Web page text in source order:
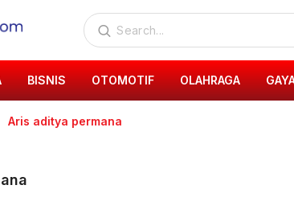
BISNIS OTOMOTIF OLAHRAGA
Aris aditya permana